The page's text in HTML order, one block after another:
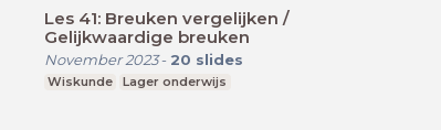
Les 41: Breuken vergelijken /
Gelijkwaardige breuken
November 2023- 20 slides
Wiskunde Lager onderwijs